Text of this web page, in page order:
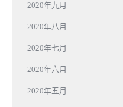
2020年九月
2020年八月
2020年七月
2020年六月
2020年五月